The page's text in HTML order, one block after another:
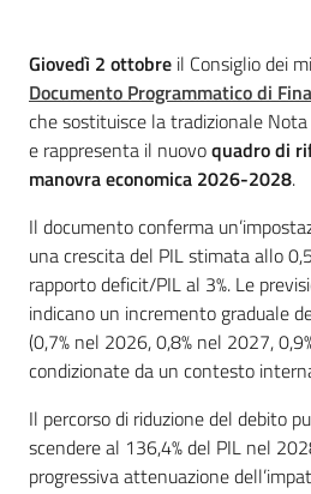
su
Regione
Emilia-
Romagna
Regione
Novità
Introduzione
Giovedì 2 ottobre il Consiglio dei
Documento Programmatico di
che sostituisce la tradizionale
e rappresenta il nuovoquadro di
manovra economica 2026-2028.
Il documento conferma
una crescita del PIL stimata allo
rapporto deficit/PIL al 3%. Le
indicano un incremento graduale
(0,7% nel 2026, 0,8% nel 2027,
condizionate da un contesto
Il percorso di riduzione del debito
scendere al 136,4% del PIL nel
progressiva attenuazione